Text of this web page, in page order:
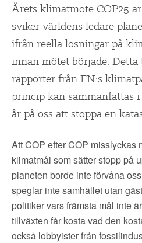
SÖK
Årets klimatmöte COP25
sviker världens ledare
ifrån reella lösningar på
innan mötet började. Detta
rapporter från FN:s
princip kan sammanfattas
år på oss att stoppa en
Att COP efter COP misslyckas
klimatmål som sätter stopp på
planeten borde inte förvåna
speglar inte samhället utan
politiker vars främsta mål inte
tillväxten får kosta vad den
också lobbyister från